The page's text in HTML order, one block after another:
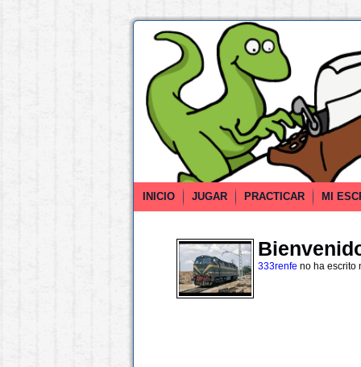
INICIO JUGAR PRACTICAR MI
333renfe no ha escrito